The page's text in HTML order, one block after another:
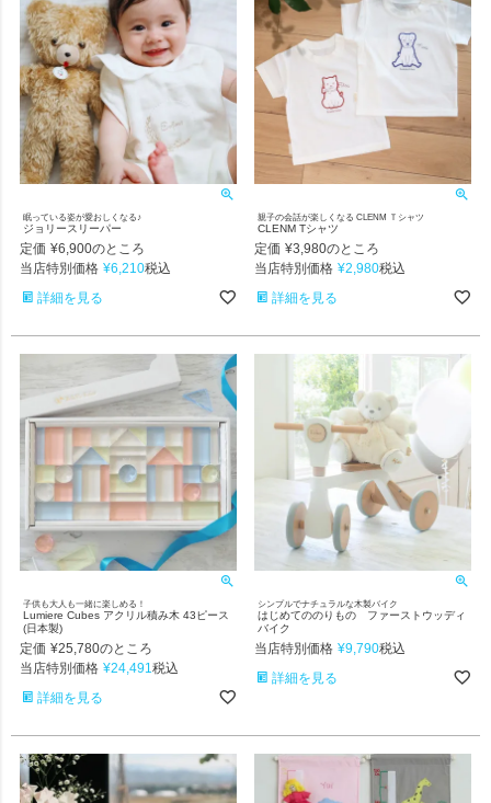
眠っている姿が愛おしくなる♪
ジョリースリーパー
定価 ¥6,900のところ
当店特別価格 ¥6,210税込
詳細を見る
親子の会話が楽しくなる CLENM Ｔシャツ
CLENM Tシャツ
定価 ¥3,980のところ
当店特別価格 ¥2,980税込
詳細を見る
子供も大人も一緒に楽しめる！
Lumiere Cubes アクリル積み木 43ピース
(日本製)
定価 ¥25,780のところ
当店特別価格 ¥24,491 税込
詳細を見る
シンプルでナチュラルな木製バイク
はじめてののりもの ファーストウッディ
バイク
当店特別価格 ¥9,790税込
詳細を見る